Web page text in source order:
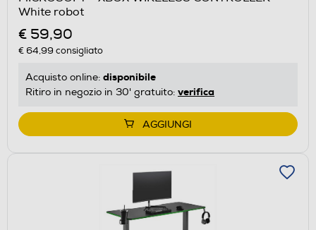
White robot
€ 59,90
€ 64,99 consigliato
Acquisto online: disponibile
Ritiro in negozio in 30' gratuito: verifica
AGGIUNGI